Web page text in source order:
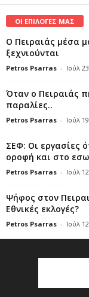
ΟΙ ΕΠΙΛΟΓΕΣ ΜΑΣ
Ο Πειραιάς μέσα
ξεχνιούνται
Petros Psarras - Ιούλ
Όταν ο Πειραιάς
παραλίες..
Petros Psarras - Ιούλ
ΣΕΦ: Οι εργασίες
οροφή και στο
Petros Psarras - Ιούλ
Ψήφος στον
Εθνικές εκλογές?
Petros Psarras - Ιούλ